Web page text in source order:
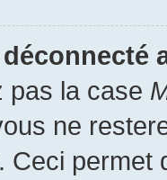
pas la case
ne
Ceci permet